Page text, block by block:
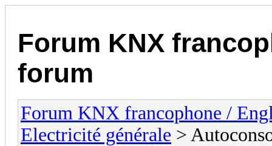
Forum KNX
forum
Forum KNX francophone /
Electricité générale >